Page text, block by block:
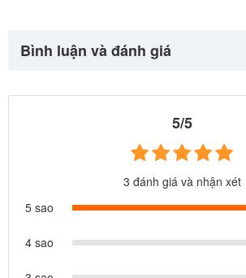
Bình luận và đánh giá
5/5
3 đánh giá và nhận xét
5 sao
4 sao